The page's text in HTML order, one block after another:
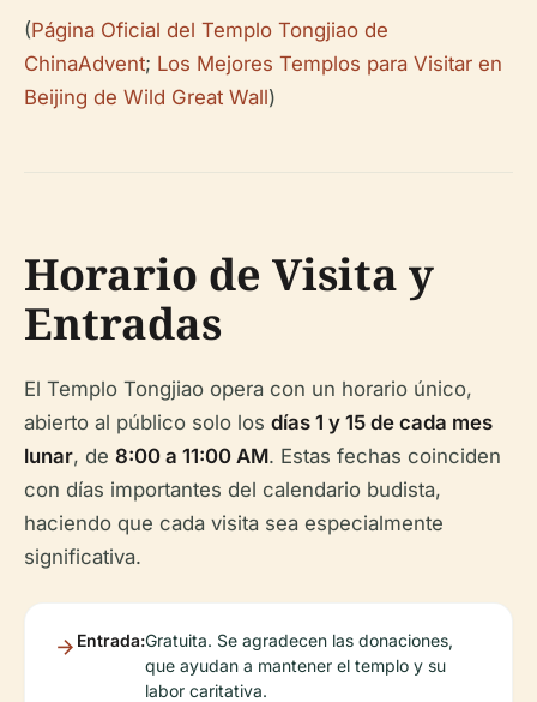
(Página Oficial del Templo Tongjiao de
ChinaAdvent; Los Mejores Templos para Visitar en
Beijing de Wild Great Wall)
Horario de Visita y
Entradas
El Templo Tongjiao opera con un horario único,
abierto al público solo los días 1 y 15 de cada mes
lunar, de 8:00 a 11:00 AM. Estas fechas coinciden
con días importantes del calendario budista,
haciendo que cada visita sea especialmente
significativa.
Entrada:Gratuita. Se agradecen las donaciones,
que ayudan a mantener el templo y su
labor caritativa.